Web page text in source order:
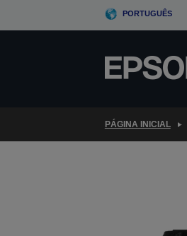
PORTUGUÊS
PÁGINA INICIAL